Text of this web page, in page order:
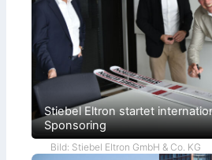
Stiebel Eltron startet
Sponsoring
Bild: Stiebel Eltron GmbH & Co. KG